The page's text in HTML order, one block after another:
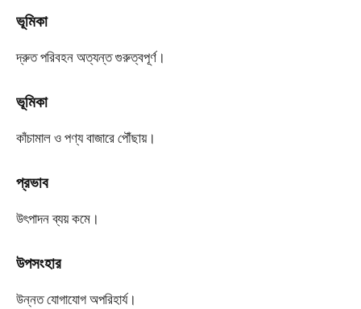
ভূমিকা
দ্রুত পরিবহন অত্যন্ত গুরুত্বপূর্ণ।
ভূমিকা
কাঁচামাল ও পণ্য বাজারে পৌঁছায়।
প্রভাব
উৎপাদন ব্যয় কমে।
উপসংহার
উন্নত যোগাযোগ অপরিহার্য।